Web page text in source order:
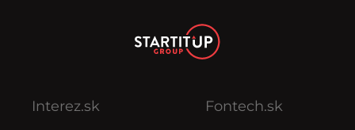
Interez.sk
Fontech.sk